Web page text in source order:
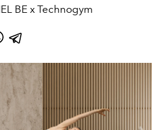
BE x Technogym